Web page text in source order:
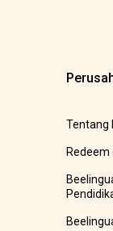
Tentang
Redeem